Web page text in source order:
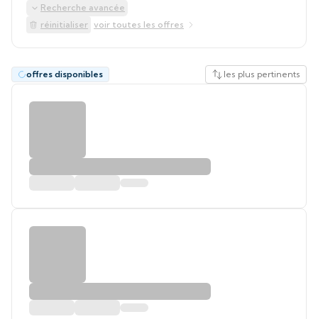
Recherche avancée
réinitialiser voir toutes les offres
offres disponibles les plus pertinents